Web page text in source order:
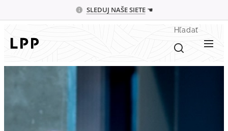
SLEDUJ NAŠE SIETE ☚
Hľadať